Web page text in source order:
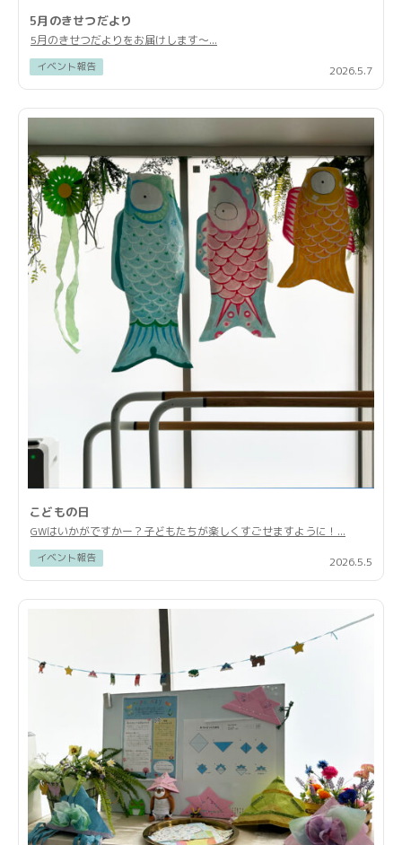
5月のきせつだより
5月のきせつだよりをお届けします〜...
2026.5.7
イベント報告
こどもの日
GWはいかがですかー？子どもたちが楽しくすごせますように！...
2026.5.5
イベント報告